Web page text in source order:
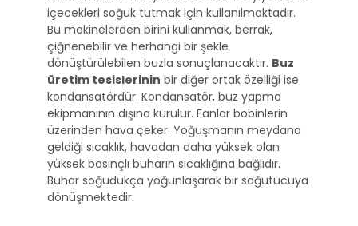
içecekleri soğuk tutmak için kullanılmaktadır.
Bu makinelerden birini kullanmak, berrak,
çiğnenebilir ve herhangi bir şekle
dönüştürülebilen buzla sonuçlanacaktır. Buz
üretim tesislerinin bir diğer ortak özelliği ise
kondansatördür. Kondansatör, buz yapma
ekipmanının dışına kurulur. Fanlar bobinlerin
üzerinden hava çeker. Yoğuşmanın meydana
geldiği sıcaklık, havadan daha yüksek olan
yüksek basınçlı buharın sıcaklığına bağlıdır.
Buhar soğudukça yoğunlaşarak bir soğutucuya
dönüşmektedir.